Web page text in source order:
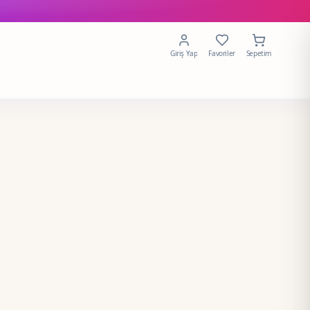
Giriş Yap Favoriler Sepetim